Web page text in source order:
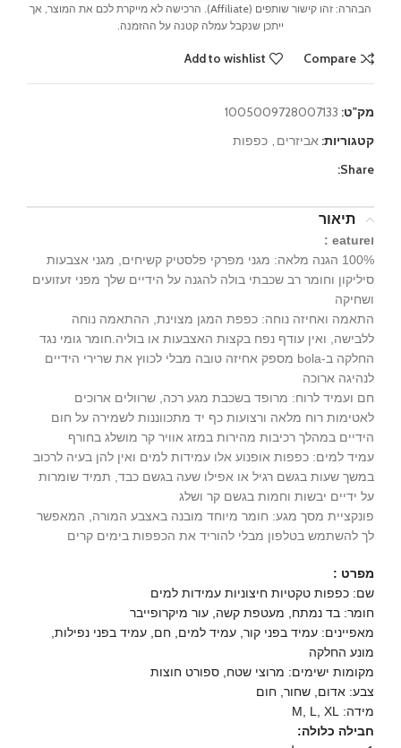
הבהרה: זהו קישור שותפים (Affiliate). הרכישה לא מייקרת לכם את המוצר, אך
ייתכן שנקבל עמלה קטנה על ההזמנה.
Compare
Add to wishlist
מק"ט: 1005009728007133
קטגוריות: אביזרים , כפפות
Share:
תיאור
וeature :
100% הגנה מלאה: מגני מפרקי פלסטיק קשיחים, מגני אצבעות
סיליקון וחומר רב שכבתי בולה להגנה על הידיים שלך מפני זעזועים
ושחיקה
התאמה ואחיזה נוחה: כפפת המגן מצוינת, ההתאמה נוחה
ללבישה, ואין עודף נפח בקצות האצבעות או בוליה.חומר גומי נגד
החלקה ב-bola מספק אחיזה טובה מבלי לכווץ את שרירי הידיים
לנהיגה ארוכה
חם ועמיד לרוח: מרופד בשכבת מגע רכה, שרוולים ארוכים
לאטימות רוח מלאה ורצועות כף יד מתכווננות לשמירה על חום
הידיים במהלך רכיבות מהירות במזג אוויר קר מושלג בחורף
עמיד למים: כפפות אופנוע אלו עמידות למים ואין להן בעיה לרכוב
במשך שעות בגשם רגיל או אפילו שעה בגשם כבד, תמיד שומרות
על ידיים יבשות וחמות בגשם קר ושלג
פונקציית מסך מגע: חומר מיוחד מובנה באצבע המורה, המאפשר
לך להשתמש בטלפון מבלי להוריד את הכפפות בימים קרים
מפרט :
שם: כפפות טקטיות חיצוניות עמידות למים
חומר: בד נמתח, מעטפת קשה, עור מיקרופייבר
מאפיינים: עמיד בפני קור, עמיד למים, חם, עמיד בפני נפילות,
מונע החלקה
מקומות ישימים: מרוצי שטח, ספורט חוצות
צבע: אדום, שחור, חום
מידה: M, L, XL
חבילה כלולה: